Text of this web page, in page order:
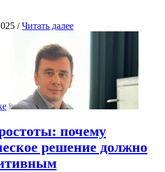
/Читать далее
почему
решение должно